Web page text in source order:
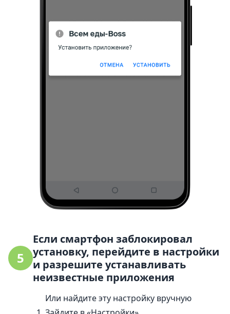
5
Если смартфон заблокировал
установку, перейдите в настройки
и разрешите устанавливать
неизвестные приложения
Или найдите эту настройку вручную